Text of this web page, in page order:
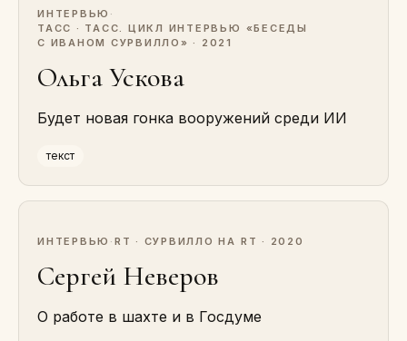
ИНТЕРВЬЮ ·
ТАСС · ТАСС. ЦИКЛ ИНТЕРВЬЮ «БЕСЕДЫ
С ИВАНОМ СУРВИЛЛО» · 2021
Ольга Ускова
Будет новая гонка вооружений среди ИИ
текст
ИНТЕРВЬЮ · RT · СУРВИЛЛО НА RT · 2020
Сергей Неверов
О работе в шахте и в Госдуме